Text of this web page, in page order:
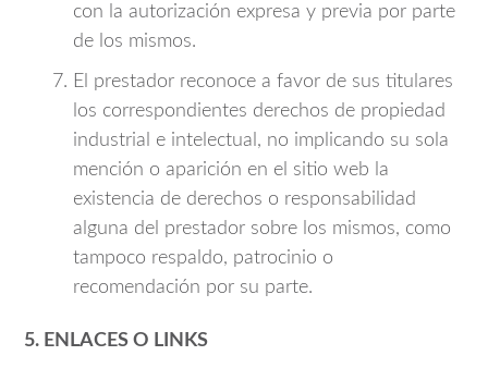
con la autorización expresa y previa por parte
de los mismos.
El prestador reconoce a favor de sus titulares
los correspondientes derechos de propiedad
industrial e intelectual, no implicando su sola
mención o aparición en el sitio web la
existencia de derechos o responsabilidad
alguna del prestador sobre los mismos, como
tampoco respaldo, patrocinio o
recomendación por su parte.
5. ENLACES O LINKS